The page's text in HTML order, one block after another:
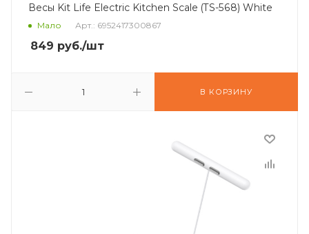
Весы Kit Life Electric Kitchen Scale (TS-568) White
Мало Арт.: 6952417300867
849 руб./шт
В КОРЗИНУ